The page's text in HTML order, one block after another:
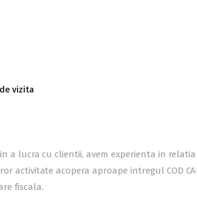
vizita
a lucra cu clientii, avem experienta in
activitate acopera aproape intregul COD
fiscala.